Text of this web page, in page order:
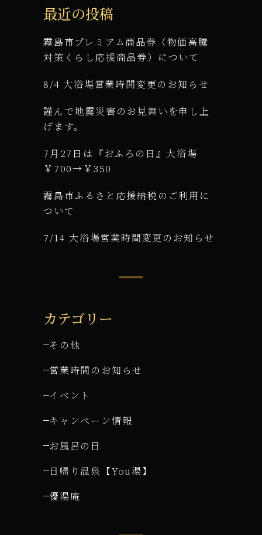
最近の投稿
霧島市プレミアム商品券（物価高騰
対策くらし応援商品券）について
8/4 大浴場営業時間変更のお知らせ
謹んで地震災害のお見舞いを申し上
げます。
7月27日は『おふろの日』大浴場
￥700→￥350
霧島市ふるさと応援納税のご利用に
ついて
7/14 大浴場営業時間変更のお知らせ
カテゴリー
その他
営業時間のお知らせ
イベント
キャンペーン情報
お風呂の日
日帰り温泉【You湯】
優湯庵